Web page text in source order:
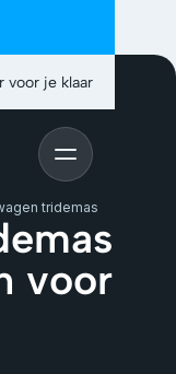
voor je klaar
tridemas
voor